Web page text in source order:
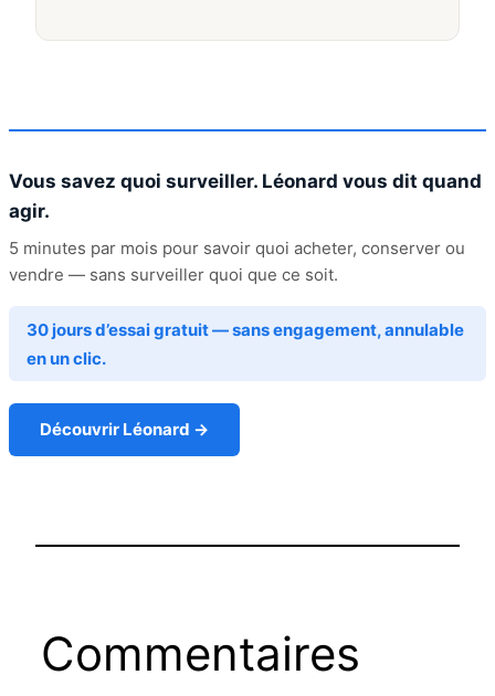
Vous savez quoi surveiller. Léonard vous dit quand
agir.
5 minutes par mois pour savoir quoi acheter, conserver ou
vendre — sans surveiller quoi que ce soit.
30 jours d’essai gratuit — sans engagement, annulable
en un clic.
Découvrir Léonard →
Commentaires